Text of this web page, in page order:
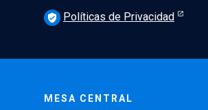
verified_user Políticas de Privacidad
MESA CENTRAL